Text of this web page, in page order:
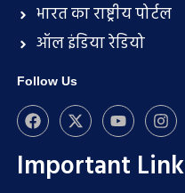
भारत का राष्ट्रीय पोर्टल
ऑल इंडिया रेडियो
Follow Us
Important Link